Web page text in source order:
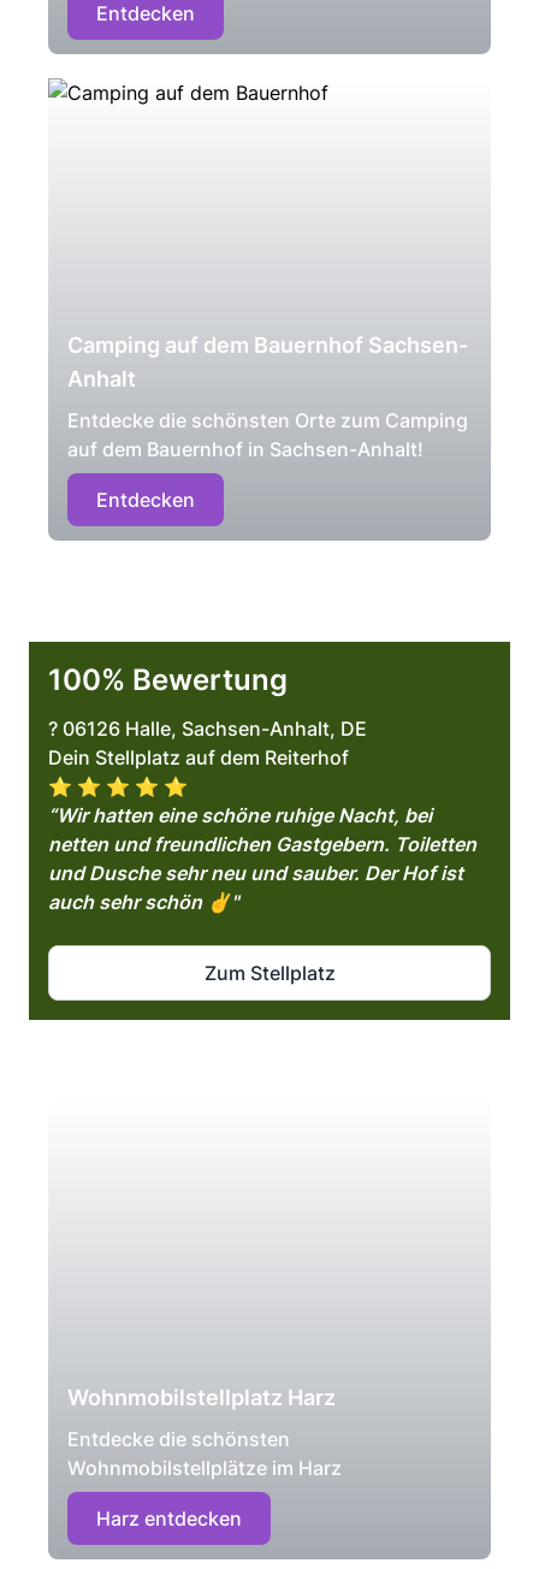
Entdecken
Camping auf dem Bauernhof Sachsen-
Anhalt
Entdecke die schönsten Orte zum Camping
auf dem Bauernhof in Sachsen-Anhalt!
Entdecken
100% Bewertung
? 06126 Halle, Sachsen-Anhalt, DE
Dein Stellplatz auf dem Reiterhof
⭐️ ⭐️ ⭐️ ⭐️ ⭐️
“Wir hatten eine schöne ruhige Nacht, bei
netten und freundlichen Gastgebern. Toiletten
und Dusche sehr neu und sauber. Der Hof ist
auch sehr schön ✌️"
Zum Stellplatz
Wohnmobilstellplatz Harz
Entdecke die schönsten
Wohnmobilstellplätze im Harz
Harz entdecken